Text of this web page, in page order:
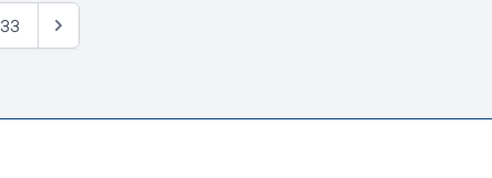
33
Næste